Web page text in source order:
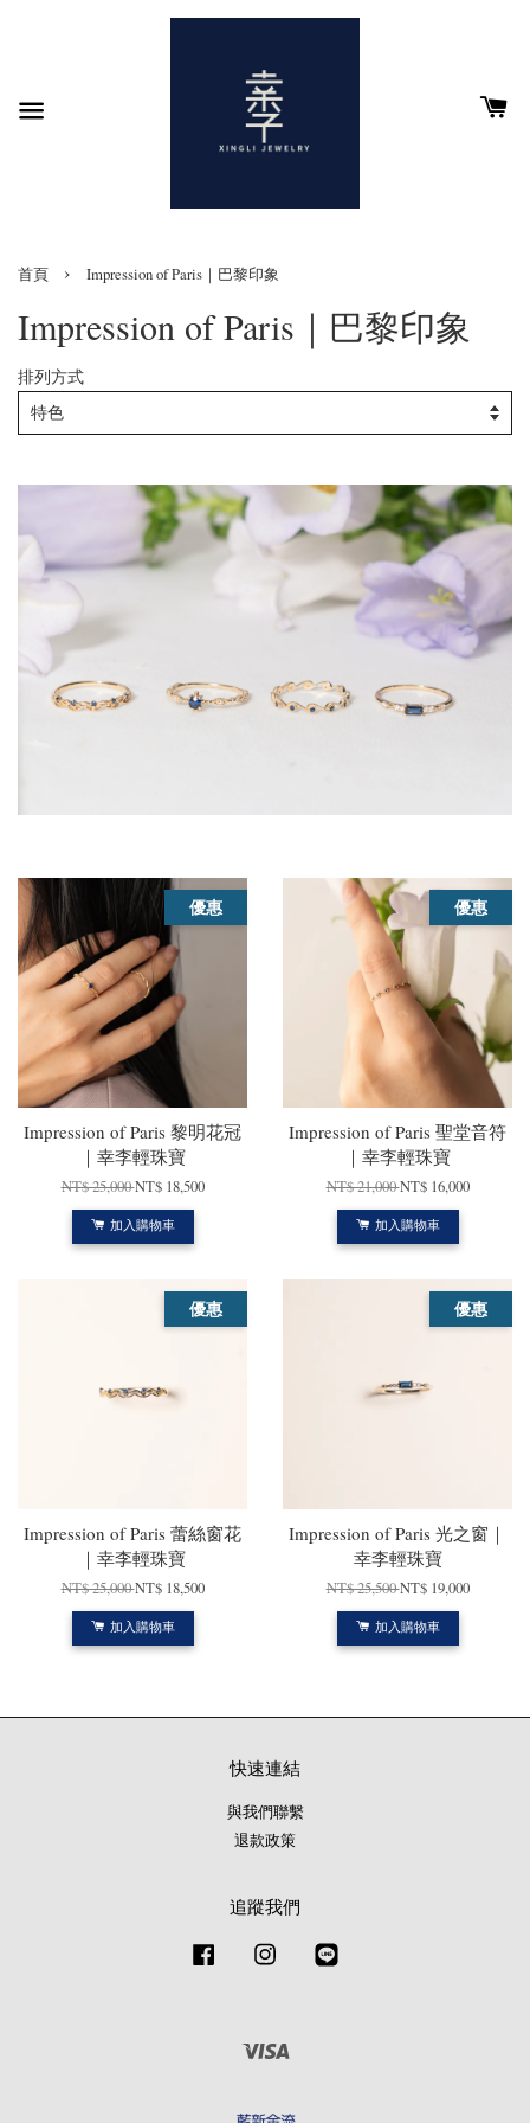
首頁 › Impression of Paris｜巴黎印象
Impression of Paris｜巴黎印象
排列方式
優惠
Impression of Paris 黎明花冠
｜幸李輕珠寶
NT$ 25,000NT$ 18,500
加入購物車
優惠
Impression of Paris 聖堂音符
｜幸李輕珠寶
NT$ 21,000NT$ 16,000
加入購物車
優惠
Impression of Paris 蕾絲窗花
｜幸李輕珠寶
NT$ 25,000NT$ 18,500
加入購物車
優惠
Impression of Paris 光之窗｜
幸李輕珠寶
NT$ 25,500NT$ 19,000
加入購物車
快速連結
與我們聯繫
退款政策
追蹤我們
Facebook Instagram